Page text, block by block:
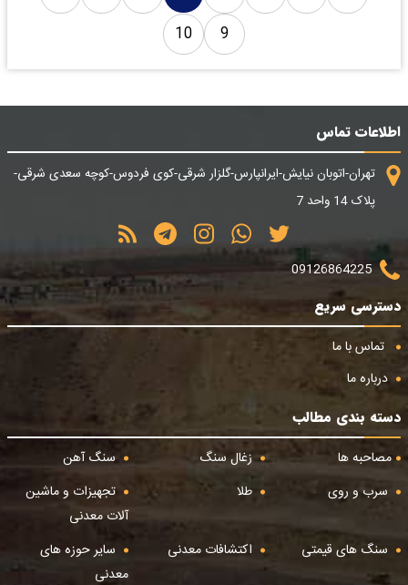
9
10
اطلاعات تماس
تهران-اتوبان نیایش-ایرانپارس-گلزار شرقی-کوی فردوس-کوچه سعدی شرقی-
پلاک 14 واحد 7
09126864225
دسترسی سریع
تماس با ما
درباره ما
دسته بندی مطالب
مصاحبه ها
زغال سنگ
سنگ آهن
سرب و روی
طلا
تجهیزات و ماشین
آلات معدنی
سنگ های قیمتی
اکتشافات معدنی
سایر حوزه های
معدنی